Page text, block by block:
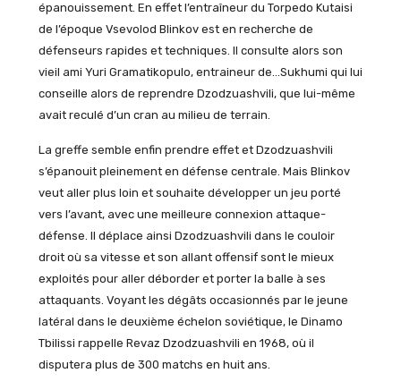
épanouissement. En effet l’entraîneur du Torpedo Kutaisi
de l’époque Vsevolod Blinkov est en recherche de
défenseurs rapides et techniques. Il consulte alors son
vieil ami Yuri Gramatikopulo, entraineur de…Sukhumi qui lui
conseille alors de reprendre Dzodzuashvili, que lui-même
avait reculé d’un cran au milieu de terrain.
La greffe semble enfin prendre effet et Dzodzuashvili
s’épanouit pleinement en défense centrale. Mais Blinkov
veut aller plus loin et souhaite développer un jeu porté
vers l’avant, avec une meilleure connexion attaque-
défense. Il déplace ainsi Dzodzuashvili dans le couloir
droit où sa vitesse et son allant offensif sont le mieux
exploités pour aller déborder et porter la balle à ses
attaquants. Voyant les dégâts occasionnés par le jeune
latéral dans le deuxième échelon soviétique, le Dinamo
Tbilissi rappelle Revaz Dzodzuashvili en 1968, où il
disputera plus de 300 matchs en huit ans.